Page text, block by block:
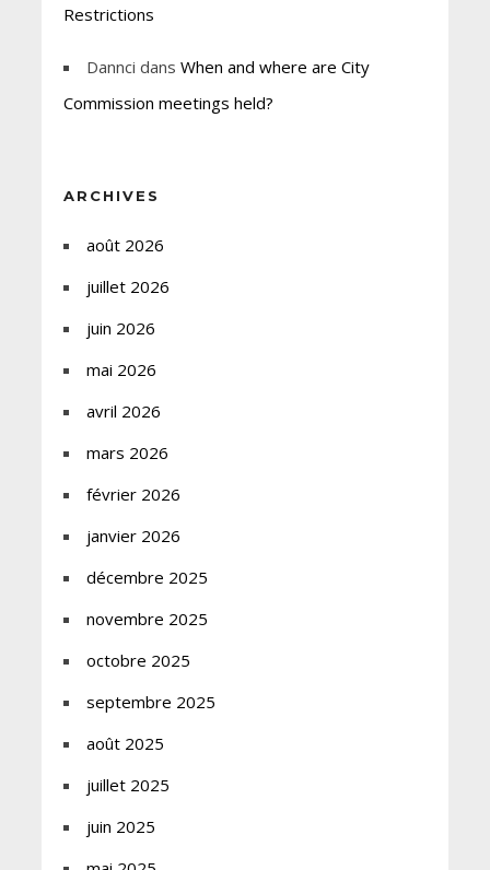
Restrictions
Dannci dans When and where are City
Commission meetings held?
ARCHIVES
août 2026
juillet 2026
juin 2026
mai 2026
avril 2026
mars 2026
février 2026
janvier 2026
décembre 2025
novembre 2025
octobre 2025
septembre 2025
août 2025
juillet 2025
juin 2025